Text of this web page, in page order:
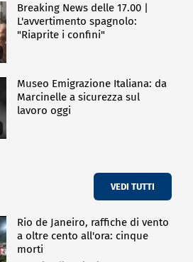
Breaking News delle 17.00 |
L'avvertimento spagnolo:
"Riaprite i confini"
Museo Emigrazione Italiana: da
Marcinelle a sicurezza sul
lavoro oggi
VEDI TUTTI
Rio de Janeiro, raffiche di vento
a oltre cento all'ora: cinque
morti